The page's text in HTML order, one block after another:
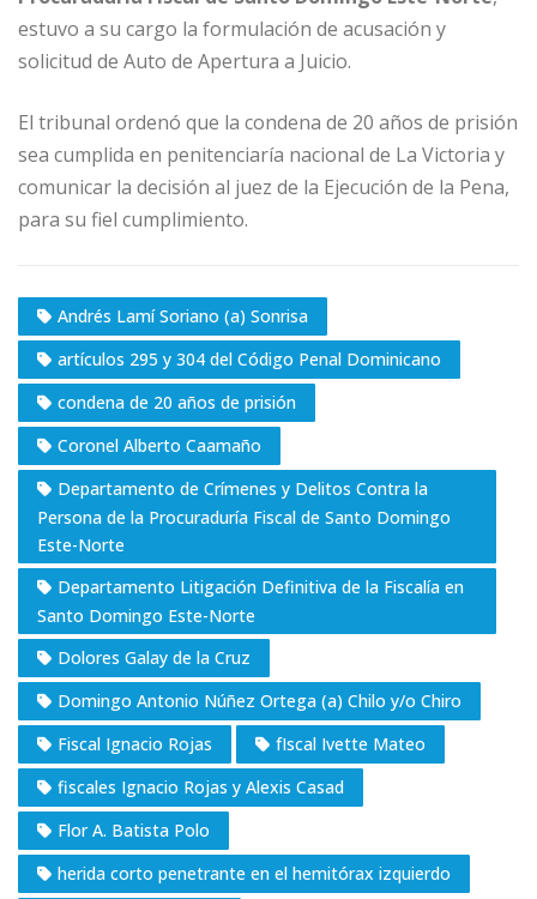
estuvo a su cargo la formulación de acusación y
solicitud de Auto de Apertura a Juicio.
El tribunal ordenó que la condena de 20 años de prisión
sea cumplida en penitenciaría nacional de La Victoria y
comunicar la decisión al juez de la Ejecución de la Pena,
para su fiel cumplimiento.
Andrés Lamí Soriano (a) Sonrisa
artículos 295 y 304 del Código Penal Dominicano
condena de 20 años de prisión
Coronel Alberto Caamaño
Departamento de Crímenes y Delitos Contra la
Persona de la Procuraduría Fiscal de Santo Domingo
Este-Norte
Departamento Litigación Definitiva de la Fiscalía en
Santo Domingo Este-Norte
Dolores Galay de la Cruz
Domingo Antonio Núñez Ortega (a) Chilo y/o Chiro
Fiscal Ignacio Rojas
fIscal Ivette Mateo
fiscales Ignacio Rojas y Alexis Casad
Flor A. Batista Polo
herida corto penetrante en el hemitórax izquierdo